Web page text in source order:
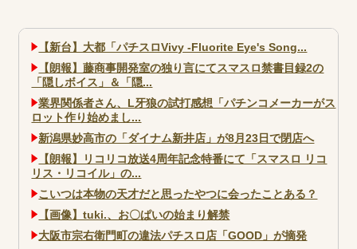
【新台】大都「パチスロVivy -Fluorite Eye's Song...
【朗報】藤商事開発室の独り言にてスマスロ禁書目録2の
「隠しボイス」＆「隠...
業界関係者さん、L牙狼の試打感想「パチンコメーカーがス
ロット作り始めまし...
新潟県妙高市の「ダイナム新井店」が8月23日で閉店へ
【朗報】リコリコ放送4周年記念特番にて「スマスロ リコ
リス・リコイル」の...
こいつは本物の天才だと思ったやつに会ったことある？
【画像】tuki.、お〇ぱいの始まり解禁
大阪市宗右衛門町の違法パチスロ店「GOOD」が摘発